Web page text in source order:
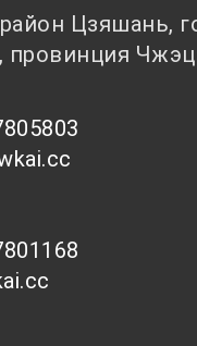
район Цзяшань,
провинция